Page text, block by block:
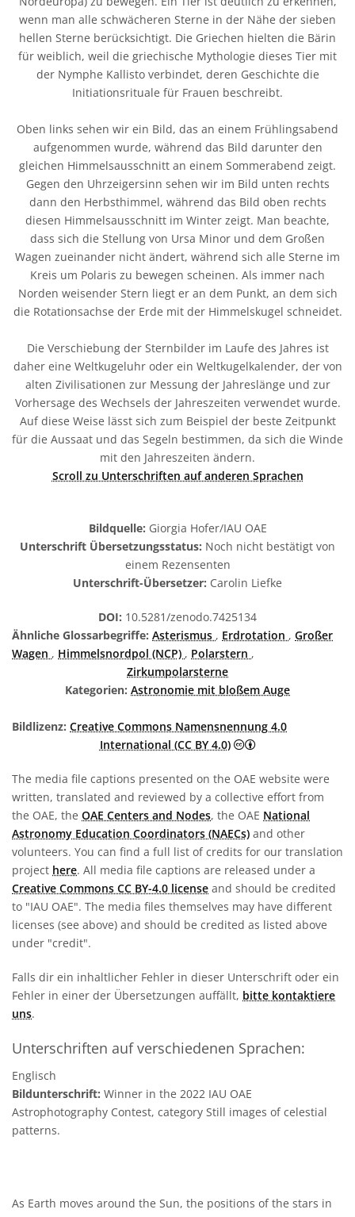
wenn man alle schwächeren Sterne in der Nähe der sieben
hellen Sterne berücksichtigt. Die Griechen hielten die Bärin
für weiblich, weil die griechische Mythologie dieses Tier mit
der Nymphe Kallisto verbindet, deren Geschichte die
Initiationsrituale für Frauen beschreibt.
Oben links sehen wir ein Bild, das an einem Frühlingsabend
aufgenommen wurde, während das Bild darunter den
gleichen Himmelsausschnitt an einem Sommerabend zeigt.
Gegen den Uhrzeigersinn sehen wir im Bild unten rechts
dann den Herbsthimmel, während das Bild oben rechts
diesen Himmelsausschnitt im Winter zeigt. Man beachte,
dass sich die Stellung von Ursa Minor und dem Großen
Wagen zueinander nicht ändert, während sich alle Sterne im
Kreis um Polaris zu bewegen scheinen. Als immer nach
Norden weisender Stern liegt er an dem Punkt, an dem sich
die Rotationsachse der Erde mit der Himmelskugel schneidet.
Die Verschiebung der Sternbilder im Laufe des Jahres ist
daher eine Weltkugeluhr oder ein Weltkugelkalender, der von
alten Zivilisationen zur Messung der Jahreslänge und zur
Vorhersage des Wechsels der Jahreszeiten verwendet wurde.
Auf diese Weise lässt sich zum Beispiel der beste Zeitpunkt
für die Aussaat und das Segeln bestimmen, da sich die Winde
mit den Jahreszeiten ändern.
Scroll zu Unterschriften auf anderen Sprachen
Bildquelle: Giorgia Hofer/IAU OAE
Unterschrift Übersetzungsstatus: Noch nicht bestätigt von
einem Rezensenten
Unterschrift-Übersetzer: Carolin Liefke
DOI: 10.5281/zenodo.7425134
Ähnliche Glossarbegriffe: Asterismus , Erdrotation , Großer
Wagen , Himmelsnordpol (NCP) , Polarstern ,
Zirkumpolarsterne
Kategorien: Astronomie mit bloßem Auge
Bildlizenz: Creative Commons Namensnennung 4.0
International (CC BY 4.0)
Creative
The media file captions presented on the OAE website were
written, translated and reviewed by a collective effort from
the OAE, the OAE Centers and Nodes, the OAE National
Astronomy Education Coordinators (NAECs) and other
volunteers. You can find a full list of credits for our translation
project here. All media file captions are released under a
Creative Commons CC BY-4.0 license and should be credited
to "IAU OAE". The media files themselves may have different
licenses (see above) and should be credited as listed above
under "credit".
Falls dir ein inhaltlicher Fehler in dieser Unterschrift oder ein
Fehler in einer der Übersetzungen auffällt, bitte kontaktiere
uns.
Unterschriften auf verschiedenen Sprachen:
Englisch
Bildunterschrift: Winner in the 2022 IAU OAE
Astrophotography Contest, category Still images of celestial
patterns.
As Earth moves around the Sun, the positions of the stars in